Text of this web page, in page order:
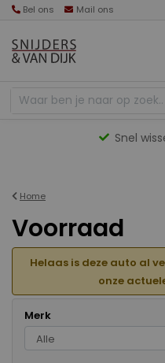
Bel ons Mail ons
Home
Voorraad
Helaas is deze auto al
onze
Merk